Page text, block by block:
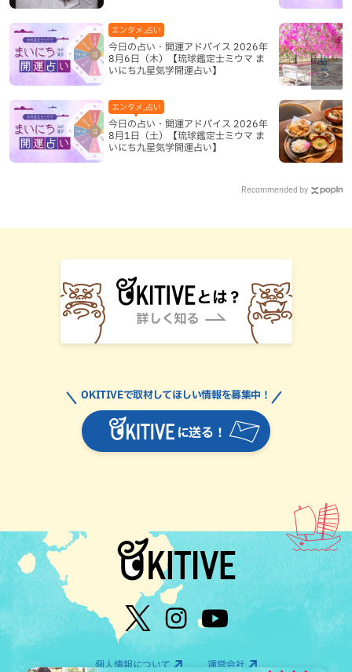
今日の占い・開運アドバイス 2026年
8月6日（木）【琉球鑑定士ミウマ ま
いにち九星気学開運占い】
エンタメ,占い
今日の占い・開運アドバイス 2026年
8月1日（土）【琉球鑑定士ミウマ ま
いにち九星気学開運占い】
エンタメ,占い
Recommended by
に送る！
OKITIVEで取材してほしい情報を募集中！
個人情報について 運営会社